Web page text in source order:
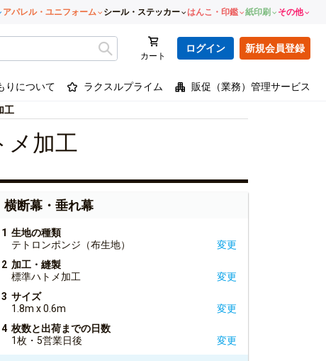
アパレル・ユニフォーム シール・ステッカー はんこ・印鑑 紙印刷 その他
カート
ログイン 新規会員登録
りについて ラクスルプライム 販促（業務）管理サービス
工
メ加工
横断幕・垂れ幕
生地の種類
テトロンポンジ（布生地）
変更
加工・縫製
標準ハトメ加工
変更
サイズ
1.8m x 0.6m
変更
枚数と出荷までの日数
1枚・5営業日後
変更